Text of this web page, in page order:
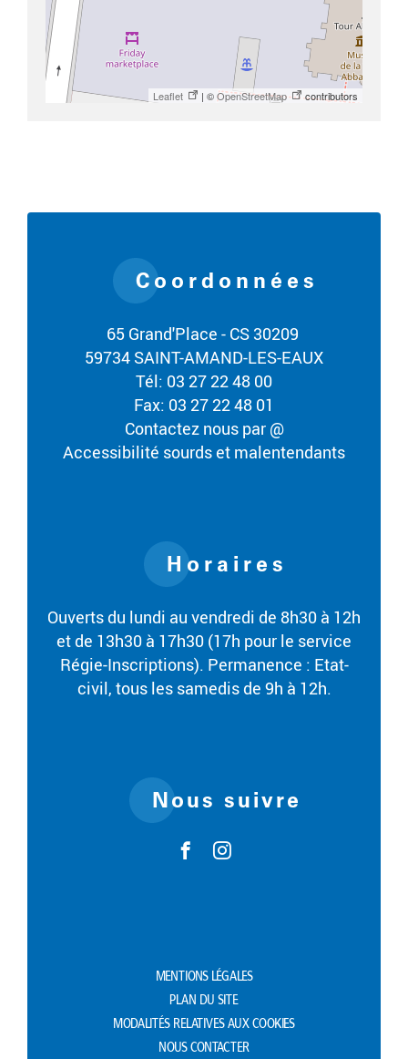
Leaflet | ©OpenStreetMap contributors
Coordonnées
65 Grand'Place - CS 30209
59734 SAINT-AMAND-LES-EAUX
Tél: 03 27 22 48 00
Fax: 03 27 22 48 01
Contactez nous par @
Accessibilité sourds et malentendants
Horaires
Ouverts du lundi au vendredi de 8h30 à 12h
et de 13h30 à 17h30 (17h pour le service
Régie-Inscriptions). Permanence : Etat-
civil, tous les samedis de 9h à 12h.
Nous suivre
MENTIONS LÉGALES
PLAN DU SITE
MODALITÉS RELATIVES AUX COOKIES
NOUS CONTACTER